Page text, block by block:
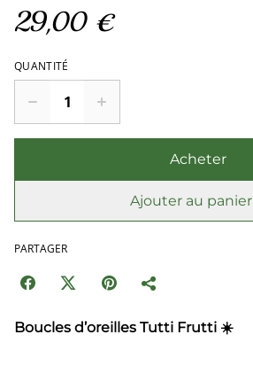
29,00 €
QUANTITÉ
Acheter
Ajouter au panier
PARTAGER
Boucles d’oreilles Tutti Frutti ☀️